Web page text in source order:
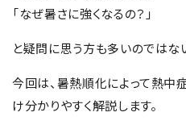
「なぜ暑さに強くなるの？」
と疑問に思う方も多いのではな
今回は、暑熱順化によって熱中
け分かりやすく解説します。